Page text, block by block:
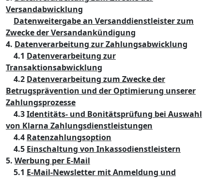
Versandabwicklung
Datenweitergabe an Versanddienstleister zum
Zwecke der Versandankündigung
4. Datenverarbeitung zur Zahlungsabwicklung
4.1 Datenverarbeitung zur
Transaktionsabwicklung
4.2 Datenverarbeitung zum Zwecke der
Betrugsprävention und der Optimierung unserer
Zahlungsprozesse
4.3Identitäts- und Bonitätsprüfung bei Auswahl
von Klarna Zahlungsdienstleistungen
4.4 Ratenzahlungsoption
4.5 Einschaltung von Inkassodienstleistern
5. Werbung per E-Mail
5.1 E-Mail-Newsletter mit Anmeldung und